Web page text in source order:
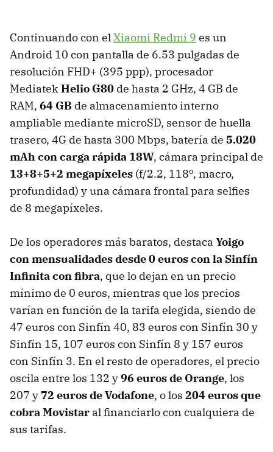
Continuando con elXiaomi Redmi 9 es un
Android 10 con pantalla de 6.53 pulgadas de
resolución FHD+ (395 ppp), procesador
MediatekHelio G80 de hasta 2 GHz, 4 GB de
RAM, 64 GB de almacenamiento interno
ampliable mediante microSD, sensor de huella
trasero, 4G de hasta 300 Mbps, batería de 5.020
mAh con carga rápida 18W, cámara principal de
13+8+5+2 megapíxeles (f/2.2, 118º, macro,
profundidad) y una cámara frontal para selfies
de 8 megapíxeles.
De los operadores más baratos, destaca Yoigo
con mensualidades desde 0 euros con la Sinfín
Infinita con fibra, que lo dejan en un precio
mínimo de 0 euros, mientras que los precios
varían en función de la tarifa elegida, siendo de
47 euros con Sinfín 40, 83 euros con Sinfín 30 y
Sinfín 15, 107 euros con Sinfín 8 y 157 euros
con Sinfín 3. En el resto de operadores, el precio
oscila entre los 132 y96 euros de Orange, los
207 y 72 euros de Vodafone, o los 204 euros que
cobra Movistar al financiarlo con cualquiera de
sus tarifas.